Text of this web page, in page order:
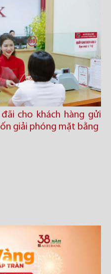
cho khách hàng gửi
giải phóng mặt bằng